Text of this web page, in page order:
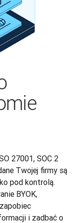
27001, SOC 2
Twojej firmy są
pod kontrolą.
BYOK,
i zadbać o